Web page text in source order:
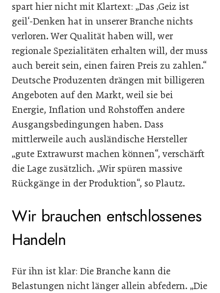
spart hier nicht mit Klartext: „Das ‚Geiz ist
geil‘-Denken hat in unserer Branche nichts
verloren. Wer Qualität haben will, wer
regionale Spezialitäten erhalten will, der muss
auch bereit sein, einen fairen Preis zu zahlen.“
Deutsche Produzenten drängen mit billigeren
Angeboten auf den Markt, weil sie bei
Energie, Inflation und Rohstoffen andere
Ausgangsbedingungen haben. Dass
mittlerweile auch ausländische Hersteller
„gute Extrawurst machen können“, verschärft
die Lage zusätzlich. „Wir spüren massive
Rückgänge in der Produktion“, so Plautz.
Wir brauchen entschlossenes
Handeln
Für ihn ist klar: Die Branche kann die
Belastungen nicht länger allein abfedern. „Die